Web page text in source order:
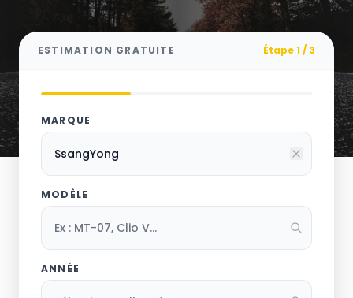
ESTIMATION GRATUITE Étape 1 / 3
MARQUE
MODÈLE
ANNÉE